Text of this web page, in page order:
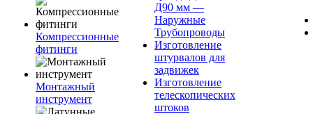
Компрессионные
фитинги
Монтажный
инструмент
Д90 мм —
Наружные
Трубопроводы
Изготовление
штурвалов для
задвижек
Изготовление
телескопических
штоков